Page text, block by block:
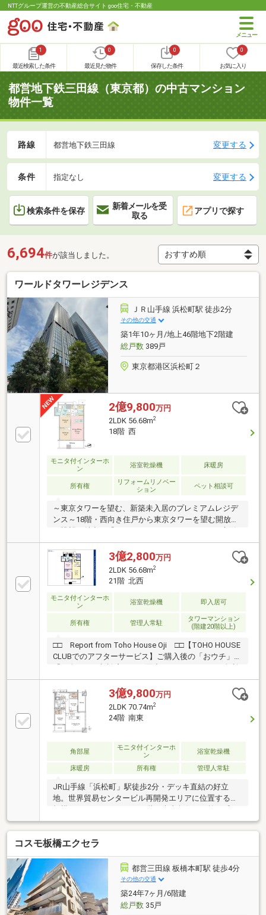
NTTグループ運営の不動産総合サイト goo住宅・不動産
1
最近検索した条件
0
最近見た物件
0
保存した条件
0
お気に入り
都営地下鉄三田線（東京都）の中古マンション
物件一覧
路線 都営地下鉄三田線 変更する
条件 指定なし 変更する
検索条件を保存
新着メールを受
取る
アプリで探す
6,694件が該当しました。
ワールドタワーレジデンス
ＪＲ山手線 浜松町駅 徒歩2分
その他の交通
築1年10ヶ月/地上46階地下2階建
総戸数389戸
東京都港区浜松町２
2億9,800万円
2LDK 56.68m2
18階 西
モニタ付インターホ
ン
浴室乾燥機 床暖房
所有権
リフォームリノベー
ション
ペット相談可
～東京タワーを望む、新築未入居のプレミアムレジデ
ンス～18階・西向き住戸から東京タワーを望む開放的
未入居住戸で、都心ならではの利便性と上質な暮らし
を叶えます。◎新築未入居×弊社売主物件◎18階・西
向き住戸、東京タワービュー◎56.68㎡・使い勝手の良
い2LDK◎ホテルライクな内廊下設計◎コンシェルジュ
サービスなど充実の共用施設◎浜松町駅徒歩2分・大
門駅徒歩4分のマルチアクセス◎再開発が進む浜松町
エリアのランドマークタワー
3億2,800万円
2LDK 56.68m2
21階 北西
モニタ付インターホ
ン
浴室乾燥機 即入居可
所有権 管理人常駐
タワーマンション
(階建20階以上)
□□ Report from Toho House Oji □□【TOHO HOUSE
CLUBでのアフターサービス】ご購入後の「おウチ」と
上昇時のリスクヘッジ、借換え相談、繰上返済のタイ
ミング、各種保険の見直し・・・etc・おウチの設備保
証や定期点検、駆け付けサービス・・・etc購入前のタ
イミングは勿論、購入後のご不安につきましてもご相
談可能です！まずはお気軽に現地をご覧下さいませ。
物件の詳細について、ご見学希望のお客様は下記番号
までお気軽にご連絡下さい。お問い合わせ専用フリー
ダイヤル ： ０１２０－６６１－０４０
3億9,800万円
2LDK 70.74m2
24階 南東
角部屋
モニタ付インターホ
ン
浴室乾燥機
床暖房 所有権 管理人常駐
JR山手線「浜松町」駅徒歩2分・デッキ直結の好立
地。世界貿易センタービル再開発エリアに位置する大
る眺望と、明るい室内が魅力です。専有面積70㎡超の
ゆとりある2LDKに加え、アイランドキッチンや充実し
た収納計画もポイント。コワーキングスペースやラウ
ンジ、フィットネスなど共用施設も充実し、居住性と
資産性を兼ね備えた一邸です。セカンドハウス利用に
つき、室内状態も非常に良好です。
コスモ板橋エクセラ
都営三田線 板橋本町駅 徒歩4分
その他の交通
築24年7ヶ月/6階建
総戸数35戸